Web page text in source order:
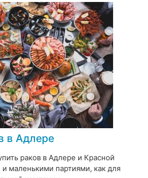
в Адлере
раков в Адлере и Красной
маленькими партиями, как для